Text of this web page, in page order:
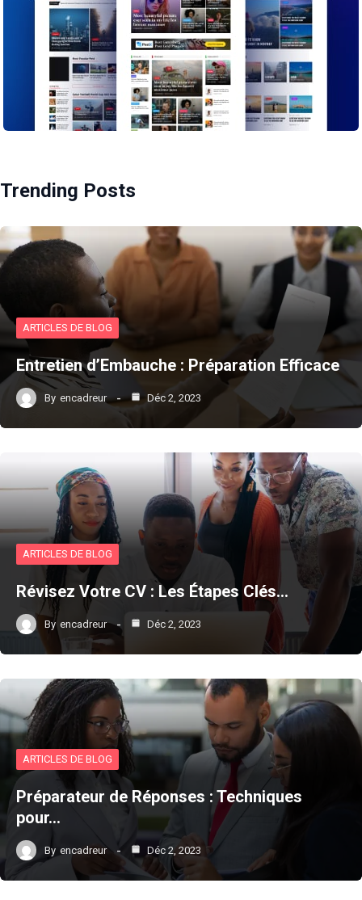
Trending Posts
ARTICLES DE BLOG
Entretien d’Embauche : Préparation Efficace
By encadreur Déc 2, 2023
ARTICLES DE BLOG
Révisez Votre CV : Les Étapes Clés…
By encadreur Déc 2, 2023
ARTICLES DE BLOG
Préparateur de Réponses : Techniques
pour…
By encadreur Déc 2, 2023